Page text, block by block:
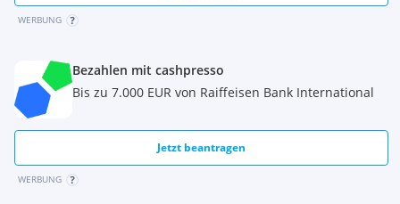
WERBUNG
Bezahlen mit cashpresso
Bis zu 7.000 EUR von Raiffeisen Bank International
Jetzt beantragen
WERBUNG